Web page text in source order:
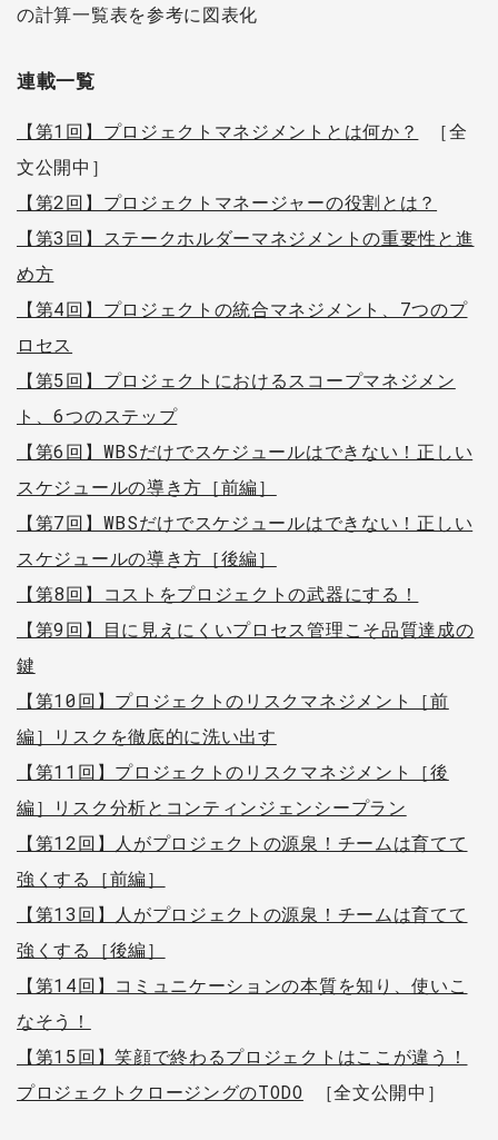
の計算一覧表を参考に図表化
連載一覧
【第1回】プロジェクトマネジメントとは何か？
［全
文公開中］
【第2回】プロジェクトマネージャーの役割とは？
【第3回】ステークホルダーマネジメントの重要性と進
め方
【第4回】プロジェクトの統合マネジメント、7つのプ
ロセス
【第5回】プロジェクトにおけるスコープマネジメン
ト、6つのステップ
【第6回】WBSだけでスケジュールはできない！正しい
スケジュールの導き方［前編］
【第7回】WBSだけでスケジュールはできない！正しい
スケジュールの導き方［後編］
【第8回】コストをプロジェクトの武器にする！
【第9回】目に見えにくいプロセス管理こそ品質達成の
鍵
【第10回】プロジェクトのリスクマネジメント［前
編］リスクを徹底的に洗い出す
【第11回】プロジェクトのリスクマネジメント［後
編］リスク分析とコンティンジェンシープラン
【第12回】人がプロジェクトの源泉！チームは育てて
強くする［前編］
【第13回】人がプロジェクトの源泉！チームは育てて
強くする［後編］
【第14回】コミュニケーションの本質を知り、使いこ
なそう！
【第15回】笑顔で終わるプロジェクトはここが違う！
プロジェクトクロージングのTODO ［全文公開中］